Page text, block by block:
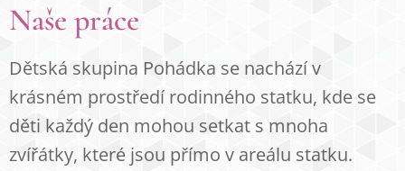
Naše práce
Dětská skupina Pohádka se nachází v
krásném prostředí rodinného statku, kde se
děti každý den mohou setkat s mnoha
zvířátky, které jsou přímo v areálu statku.